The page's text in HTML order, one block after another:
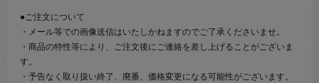
●ご注文について
・メール等での画像送信はいたしかねますのでご了承くださいませ。
・商品の特性等により、ご注文後にご連絡を差し上げることがございま
す。
・予告なく取り扱い終了、廃番、価格変更になる可能性がございます。